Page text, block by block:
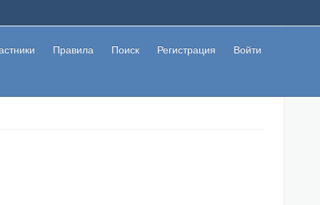
Правила Поиск Регистрация Войти